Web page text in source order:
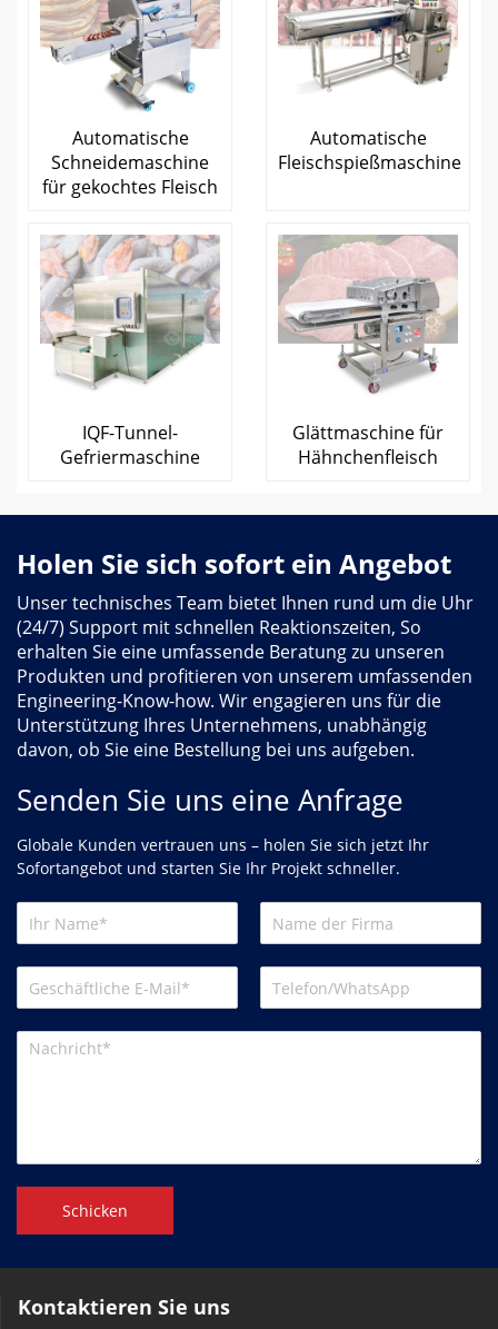
Automatische
Schneidemaschine
für gekochtes Fleisch
Automatische
Fleischspießmaschine
IQF-Tunnel-
Gefriermaschine
Glättmaschine für
Hähnchenfleisch
Holen Sie sich sofort ein Angebot
Unser technisches Team bietet Ihnen rund um die Uhr
(24/7) Support mit schnellen Reaktionszeiten, So
erhalten Sie eine umfassende Beratung zu unseren
Produkten und profitieren von unserem umfassenden
Engineering-Know-how. Wir engagieren uns für die
Unterstützung Ihres Unternehmens, unabhängig
davon, ob Sie eine Bestellung bei uns aufgeben.
Senden Sie uns eine Anfrage
Globale Kunden vertrauen uns – holen Sie sich jetzt Ihr
Sofortangebot und starten Sie Ihr Projekt schneller.
Schicken
Kontaktieren Sie uns